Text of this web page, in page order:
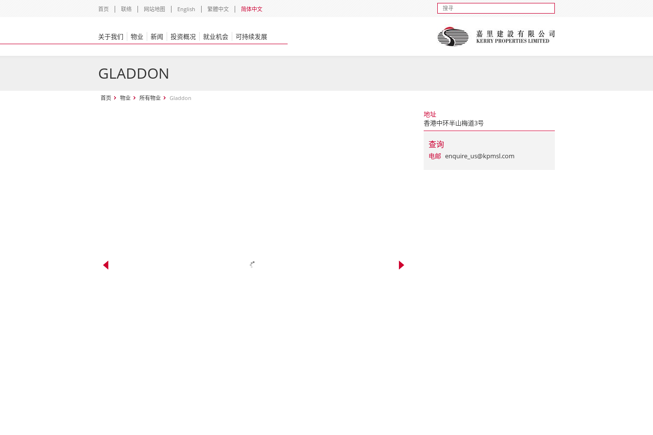
首页 联络 网站地图 English 繁體中文 简体中文
关于我们 物业 新闻 投资概况 就业机会 可持续发展
GLADDON
首页 物业 所有物业 Gladdon
地址
香港中环半山梅道3号
查询
电邮 enquire_us@kpmsl.com